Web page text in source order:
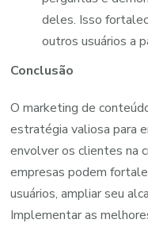
deles. Isso
outros usuários a
Conclusão
O marketing de
estratégia valiosa para
envolver os clientes na
empresas podem
usuários, ampliar seu
Implementar as